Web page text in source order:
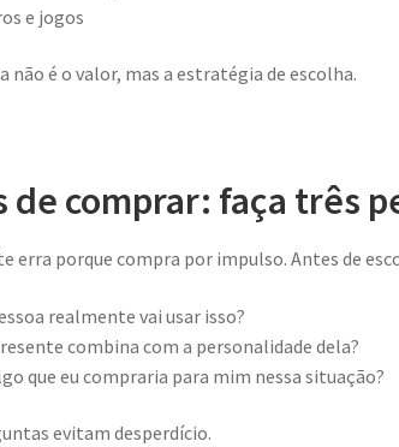
e jogos
não é o valor, mas a estratégia de escolha.
de comprar: faça três
erra porque compra por impulso. Antes de
realmente vai usar isso?
combina com a personalidade dela?
que eu compraria para mim nessa situação?
evitam desperdício.